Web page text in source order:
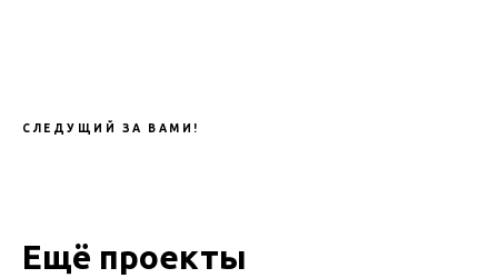
СЛЕДУЩИЙ ЗА ВАМИ!
Ещё проекты